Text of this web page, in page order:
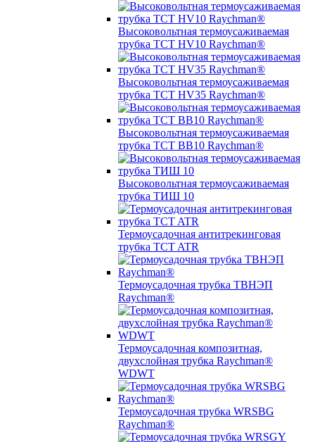
Высоковольтная термоусаживаемая
трубка TCT HV10 Raychman®
Высоковольтная термоусаживаемая
трубка TCT HV35 Raychman®
Высоковольтная термоусаживаемая
трубка TCT BB10 Raychman®
Высоковольтная термоусаживаемая
трубка ТИШ 10
Термоусадочная антитрекинговая
трубка TCT ATR
Термоусадочная трубка ТВНЭП
Raychman®
Термоусадочная композитная,
двухслойная трубка Raychman®
WDWT
Термоусадочная трубка WRSBG
Raychman®